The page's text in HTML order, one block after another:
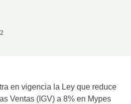
en vigencia la Ley que reduce
Ventas (IGV) a 8% en Mypes